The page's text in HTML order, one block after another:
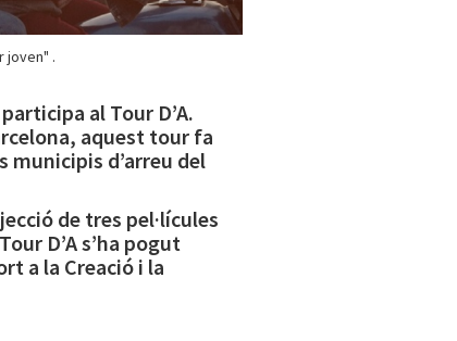
joven" .
al Tour D’A.
aquest tour fa
municipis d’arreu del
de tres pel·lícules
D’A s’ha pogut
a la Creació i la